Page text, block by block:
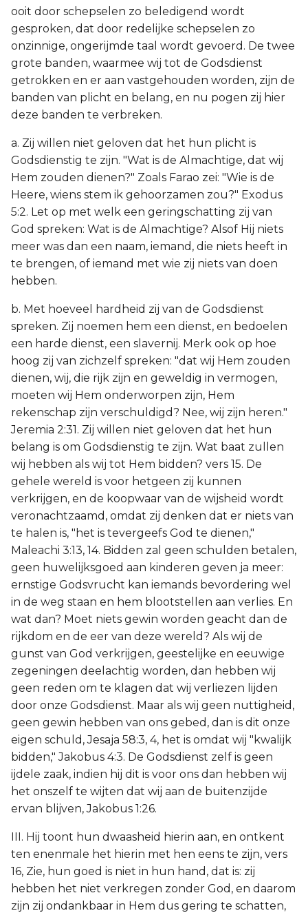
ooit door schepselen zo beledigend wordt
gesproken, dat door redelijke schepselen zo
onzinnige, ongerijmde taal wordt gevoerd. De twee
grote banden, waarmee wij tot de Godsdienst
getrokken en er aan vastgehouden worden, zijn de
banden van plicht en belang, en nu pogen zij hier
deze banden te verbreken.
a. Zij willen niet geloven dat het hun plicht is
Godsdienstig te zijn. "Wat is de Almachtige, dat wij
Hem zouden dienen?" Zoals Farao zei: "Wie is de
Heere, wiens stem ik gehoorzamen zou?" Exodus
5:2. Let op met welk een geringschatting zij van
God spreken: Wat is de Almachtige? Alsof Hij niets
meer was dan een naam, iemand, die niets heeft in
te brengen, of iemand met wie zij niets van doen
hebben.
b. Met hoeveel hardheid zij van de Godsdienst
spreken. Zij noemen hem een dienst, en bedoelen
een harde dienst, een slavernij. Merk ook op hoe
hoog zij van zichzelf spreken: "dat wij Hem zouden
dienen, wij, die rijk zijn en geweldig in vermogen,
moeten wij Hem onderworpen zijn, Hem
rekenschap zijn verschuldigd? Nee, wij zijn heren."
Jeremia 2:31. Zij willen niet geloven dat het hun
belang is om Godsdienstig te zijn. Wat baat zullen
wij hebben als wij tot Hem bidden? vers 15. De
gehele wereld is voor hetgeen zij kunnen
verkrijgen, en de koopwaar van de wijsheid wordt
veronachtzaamd, omdat zij denken dat er niets van
te halen is, "het is tevergeefs God te dienen,"
Maleachi 3:13, 14. Bidden zal geen schulden betalen,
geen huwelijksgoed aan kinderen geven ja meer:
ernstige Godsvrucht kan iemands bevordering wel
in de weg staan en hem blootstellen aan verlies. En
wat dan? Moet niets gewin worden geacht dan de
rijkdom en de eer van deze wereld? Als wij de
gunst van God verkrijgen, geestelijke en eeuwige
zegeningen deelachtig worden, dan hebben wij
geen reden om te klagen dat wij verliezen lijden
door onze Godsdienst. Maar als wij geen nuttigheid,
geen gewin hebben van ons gebed, dan is dit onze
eigen schuld, Jesaja 58:3, 4, het is omdat wij "kwalijk
bidden," Jakobus 4:3. De Godsdienst zelf is geen
ijdele zaak, indien hij dit is voor ons dan hebben wij
het onszelf te wijten dat wij aan de buitenzijde
ervan blijven, Jakobus 1:26.
III. Hij toont hun dwaasheid hierin aan, en ontkent
ten enenmale het hierin met hen eens te zijn, vers
16, Zie, hun goed is niet in hun hand, dat is: zij
hebben het niet verkregen zonder God, en daarom
zijn zij ondankbaar in Hem dus gering te schatten,